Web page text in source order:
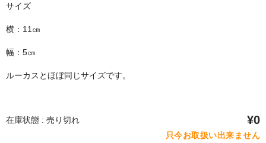
サイズ
横：11㎝
幅：5㎝
ルーカスとほぼ同じサイズです。
在庫状態 : 売り切れ ¥0
只今お取扱い出来ません